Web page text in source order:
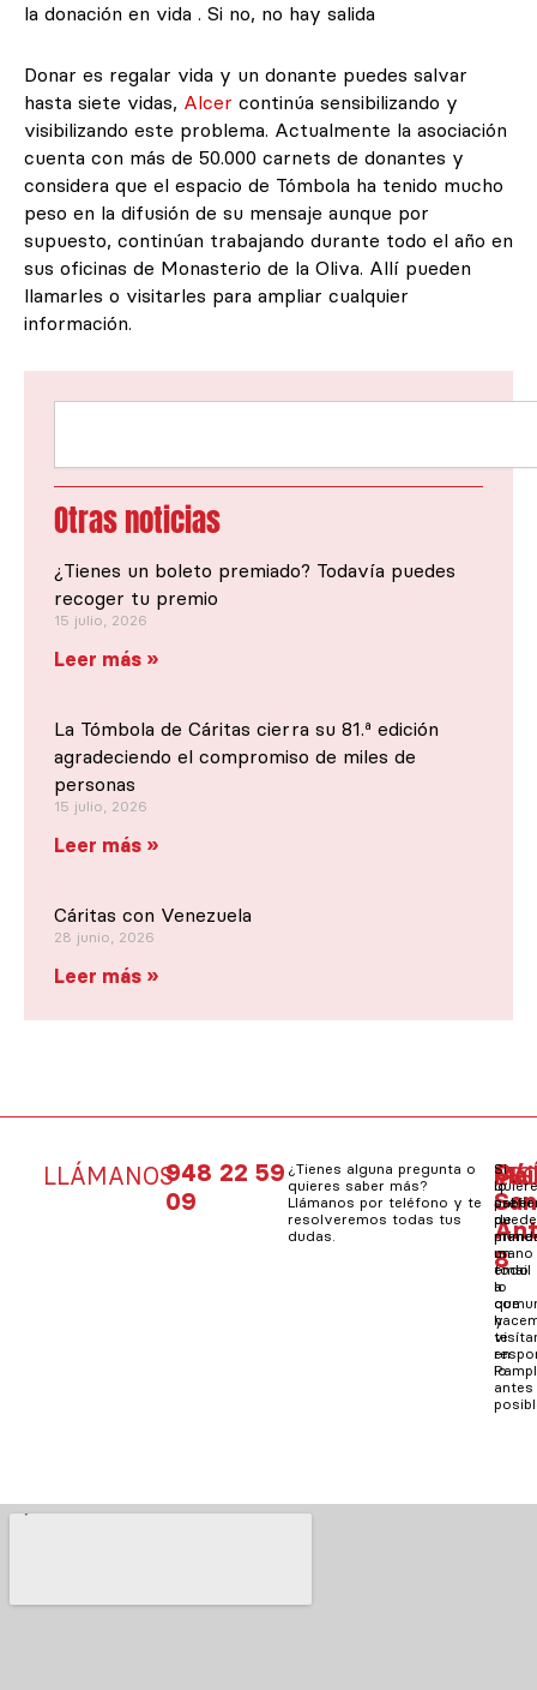
la donación en vida . Si no, no hay salida
Donar es regalar vida y un donante puedes salvar
hasta siete vidas, Alcer continúa sensibilizando y
visibilizando este problema. Actualmente la asociación
cuenta con más de 50.000 carnets de donantes y
considera que el espacio de Tómbola ha tenido mucho
peso en la difusión de su mensaje aunque por
supuesto, continúan trabajando durante todo el año en
sus oficinas de Monasterio de la Oliva. Allí pueden
llamarles o visitarles para ampliar cualquier
información.
Otras noticias
¿Tienes un boleto premiado? Todavía puedes
recoger tu premio
15 julio, 2026
Leer más »
La Tómbola de Cáritas cierra su 81.ª edición
agradeciendo el compromiso de miles de
personas
15 julio, 2026
Leer más »
Cáritas con Venezuela
28 junio, 2026
Leer más »
LLÁMANOS948 22 59
09
¿Tienes alguna pregunta o
quieres saber más?
Llámanos por teléfono y te
resolveremos todas tus
dudas.
C/
San
8
Si
saber
de
mano
todo
lo
que
en
Si
lo
un
email
a
y
te
lo
antes